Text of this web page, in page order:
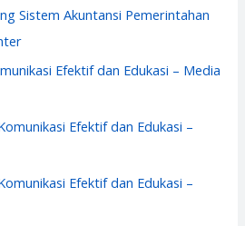
Sistem Akuntansi Pemerintahan
Efektif dan Edukasi – Media
Efektif dan Edukasi –
Efektif dan Edukasi –